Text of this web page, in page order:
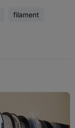
filament